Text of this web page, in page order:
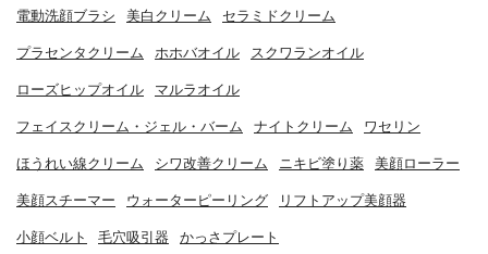
電動洗顔ブラシ 美白クリーム セラミドクリーム
プラセンタクリーム ホホバオイル スクワランオイル
ローズヒップオイル マルラオイル
フェイスクリーム・ジェル・バーム ナイトクリーム ワセリン
ほうれい線クリーム シワ改善クリーム ニキビ塗り薬 美顔ローラー
美顔スチーマー ウォーターピーリング リフトアップ美顔器
小顔ベルト 毛穴吸引器 かっさプレート